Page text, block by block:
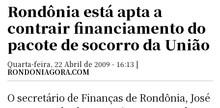
Rondônia está apta a
contrair financiamento do
pacote de socorro da União
Quarta-feira, 22 Abril de 2009 - 16:13 |
RONDONIAGORA.COM
O secretário de Finanças de Rondônia, José